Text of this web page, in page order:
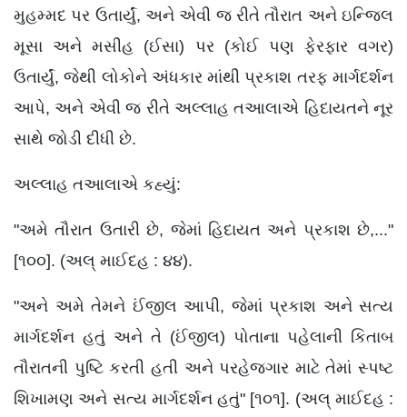
મુહમ્મદ પર ઉતાર્યું, અને એવી જ રીતે તૌરાત અને ઇન્જિલ
મૂસા અને મસીહ (ઈસા) પર (કોઈ પણ ફેરફાર વગર)
ઉતાર્યું, જેથી લોકોને અંધકાર માંથી પ્રકાશ તરફ માર્ગદર્શન
આપે, અને એવી જ રીતે અલ્લાહ તઆલાએ હિદાયતને નૂર
સાથે જોડી દીધી છે.
અલ્લાહ તઆલાએ કહ્યું:
"અમે તૌરાત ઉતારી છે, જેમાં હિદાયત અને પ્રકાશ છે,..."
[૧૦૦]. (અલ્ માઈદહ : ૪૪).
"અને અમે તેમને ઈંજીલ આપી, જેમાં પ્રકાશ અને સત્ય
માર્ગદર્શન હતું અને તે (ઈંજીલ) પોતાના પહેલાની કિતાબ
તૌરાતની પુષ્ટિ કરતી હતી અને પરહેજગાર માટે તેમાં સ્પષ્ટ
શિખામણ અને સત્ય માર્ગદર્શન હતું" [૧૦૧]. (અલ્ માઈદહ :